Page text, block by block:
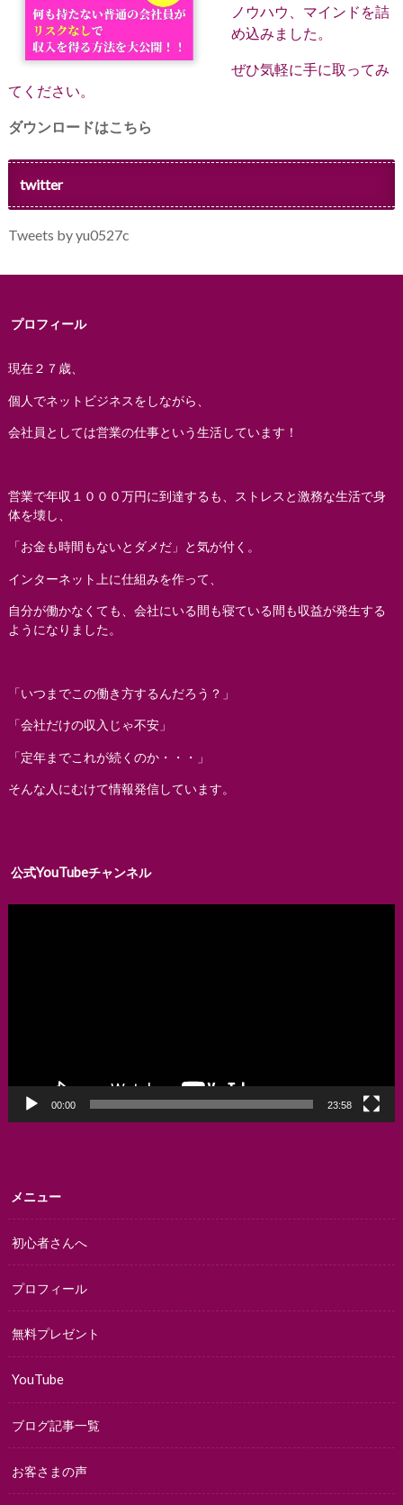
ノウハウ、マインドを詰
め込みました。
ぜひ気軽に手に取ってみ
てください。
ダウンロードはこちら
twitter
Tweets by yu0527c
プロフィール
現在２７歳、
個人でネットビジネスをしながら、
会社員としては営業の仕事という生活しています！
営業で年収１０００万円に到達するも、ストレスと激務な生活で身
体を壊し、
「お金も時間もないとダメだ」と気が付く。
インターネット上に仕組みを作って、
自分が働かなくても、会社にいる間も寝ている間も収益が発生する
ようになりました。
「いつまでこの働き方するんだろう？」
「会社だけの収入じゃ不安」
「定年までこれが続くのか・・・」
そんな人にむけて情報発信しています。
公式YouTubeチャンネル
00:00 23:58
メニュー
初心者さんへ
プロフィール
無料プレゼント
YouTube
ブログ記事一覧
お客さまの声